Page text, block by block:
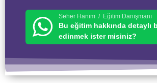
Seher Hanım / Eğitim Danışmanı
Bu eğitim hakkında detaylı
edinmek ister misiniz?